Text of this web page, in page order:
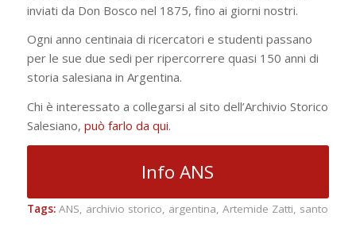
inviati da Don Bosco nel 1875, fino ai giorni nostri.
Ogni anno centinaia di ricercatori e studenti passano
per le sue due sedi per ripercorrere quasi 150 anni di
storia salesiana in Argentina.
Chi è interessato a collegarsi al sito dell’Archivio Storico
Salesiano, può farlo da qui.
Info ANS
Tags: ANS, archivio storico, argentina, Artemide Zatti, santo